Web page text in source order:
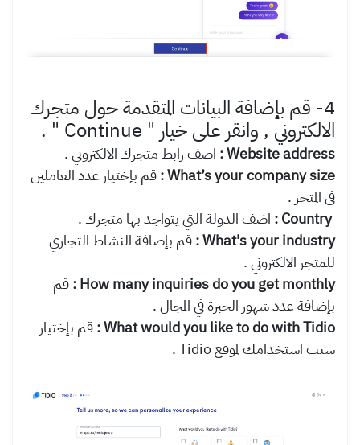
4- قم بإضافة البيانات المتقدمة حول متجرك
الالكتروني , وانقر على خيار " Continue
" .
Website address : اضف رابط متجرك الالكتروني .
What’s your company size : قم بإختيار عدد العاملين
في المتجر .
Country :
اضف الدولة التي يتواجد بها متجرك .
What's your industry : قم بإضافة النشاط التجاري
للمتجر الالكتروني .
How many inquiries do you get monthly : قم
بإضافة عدد شهور الخبرة في المجال .
What would you like to do with Tidio : قم بإختيار
سبب استخدامك لموقع Tidio .